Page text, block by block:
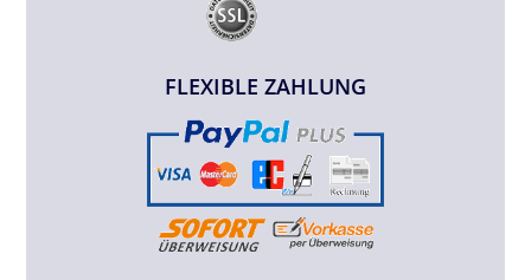
FLEXIBLE ZAHLUNG